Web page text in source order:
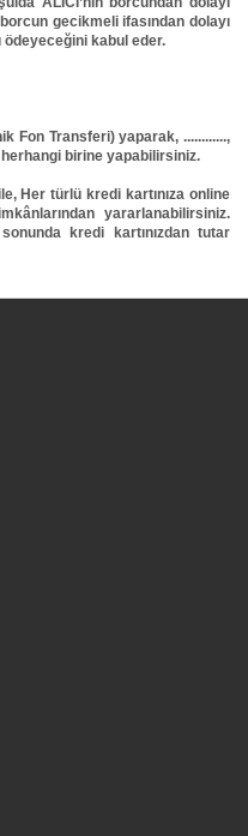
gecikmeli ifasından dolayı
ödeyeceğini kabul eder.
Fon Transferi) yaparak, ............,
herhangi birine yapabilirsiniz.
Her türlü kredi kartınıza online
yararlanabilirsiniz.
kredi kartınızdan tutar